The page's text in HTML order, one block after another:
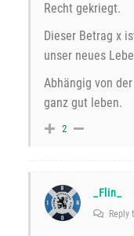
Recht gekriegt.
Dieser Betrag x
unser neues
Abhängig von
ganz gut leben.
2
_Flin_
Reply